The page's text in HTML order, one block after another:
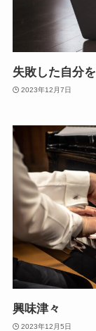
失敗した自分
2023年12月7日
興味津々
2023年12月5日